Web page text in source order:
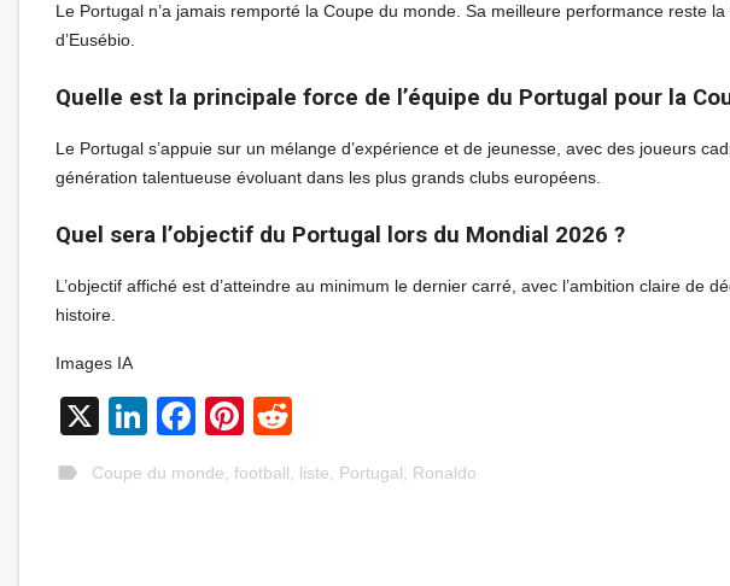
Le Portugal n’a jamais remporté la Coupe du monde. Sa meilleure performance reste
d’Eusébio.
Quelle est la principale force de l’équipe du Portugal pour la
Le Portugal s’appuie sur un mélange d’expérience et de jeunesse, avec des joueurs
génération talentueuse évoluant dans les plus grands clubs européens.
Quel sera l’objectif du Portugal lors du Mondial 2026 ?
L’objectif affiché est d’atteindre au minimum le dernier carré, avec l’ambition claire de
histoire.
Images IA
X LinkedIn
Facebook
Pinterest
label Coupe du monde football liste Portugal Ronaldo